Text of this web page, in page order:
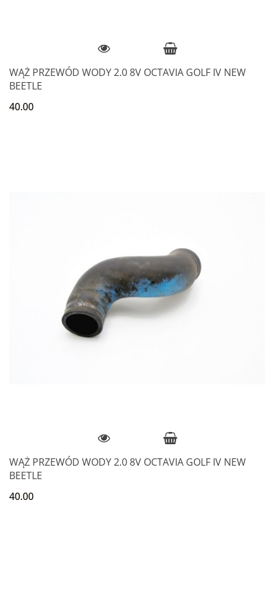
WĄŻ PRZEWÓD WODY 2.0 8V OCTAVIA GOLF IV NEW
BEETLE
40.00
WĄŻ PRZEWÓD WODY 2.0 8V OCTAVIA GOLF IV NEW
BEETLE
40.00